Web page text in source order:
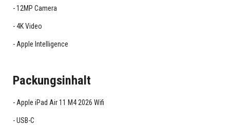
12MP Camera
4K Video
Apple Intelligence
Packungsinhalt
Apple iPad Air 11 M4 2026 Wifi
USB-C